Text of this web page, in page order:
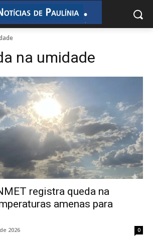
.
.
na umidade
registra queda na
amenas para
2026 0